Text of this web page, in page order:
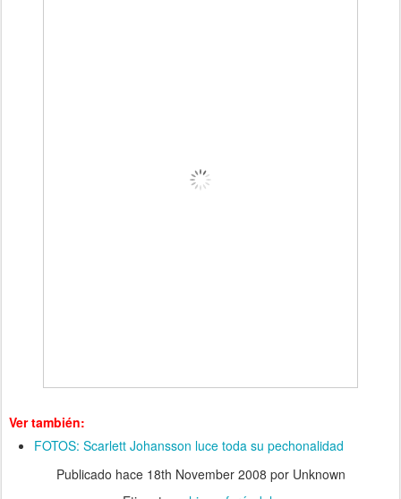
Ver también:
FOTOS: Scarlett Johansson luce toda su pechonalidad
Publicado hace 18th November 2008 por Unknown